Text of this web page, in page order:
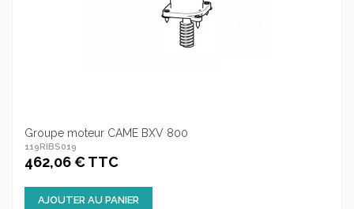
Groupe moteur CAME BXV 800
119RIBS019
462,06 € TTC
AJOUTER AU PANIER